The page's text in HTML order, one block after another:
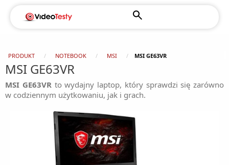
PRODUKT NOTEBOOK MSI MSI GE63VR
MSI GE63VR
MSI GE63VRto wydajny laptop, który sprawdzi się zarówno
w codziennym użytkowaniu, jak i grach.